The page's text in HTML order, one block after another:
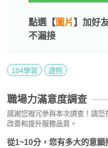
點選【 圖片 】加好
不漏接
104學習 證照
職場力滿意度調查
感謝您撥冗參與本次調查！請
改善和提升服務品質。
從1~10分，您有多大的意